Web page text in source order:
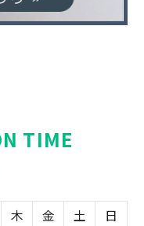
TIME
木 金 土
日